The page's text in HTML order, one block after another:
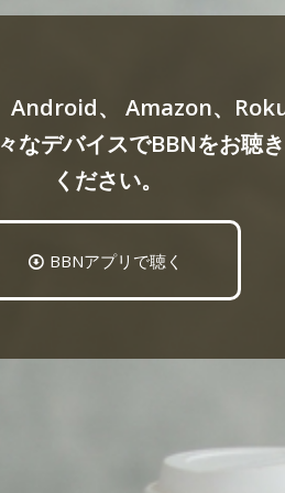
Android、 Amazon、
なデバイスでBBNをお聴き
ください。
BBNアプリで聴く